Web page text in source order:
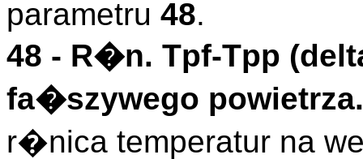
parametru 48.
48 - R�n. Tpf-Tpp
fa�szywego
r�nica temperatur na